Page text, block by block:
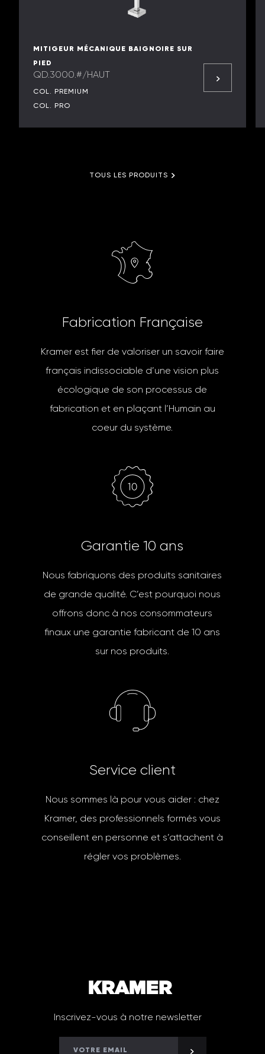
MITIGEUR MÉCANIQUE BAIGNOIRE SUR
PIED
QD.3000.#/HAUT
COL. PREMIUM
COL. PRO
TOUS LES PRODUITS
Fa brication Française
Kramer est fier de valoriser un savoir faire
français indissociable d’une vision plus
écologique de son processus de
fabrication et en plaçant l’Humain au
coeur du système.
Garantie 10 ans
Nous fabriquons des produits sanitaires
de grande qualité. C’est pourquoi nous
offrons donc à nos consommateurs
finaux une garantie fabricant de 10 ans
sur nos produits.
Service cl ient
Nous sommes là pour vous aider : chez
Kramer, des professionnels formés vous
conseillent en personne et s’attachent à
régler vos problèmes.
Inscrivez-vous à notre newsletter